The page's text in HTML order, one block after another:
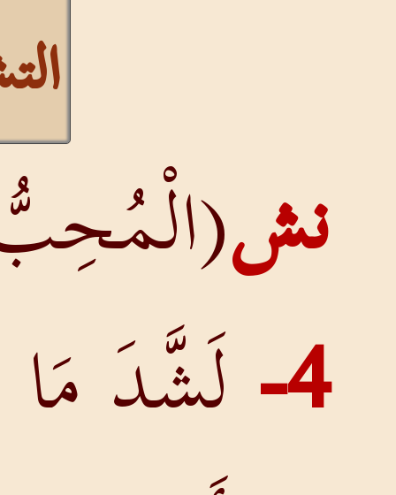
التشكيل
(الْمُحِبُّ):
لَشَّدَ مَا